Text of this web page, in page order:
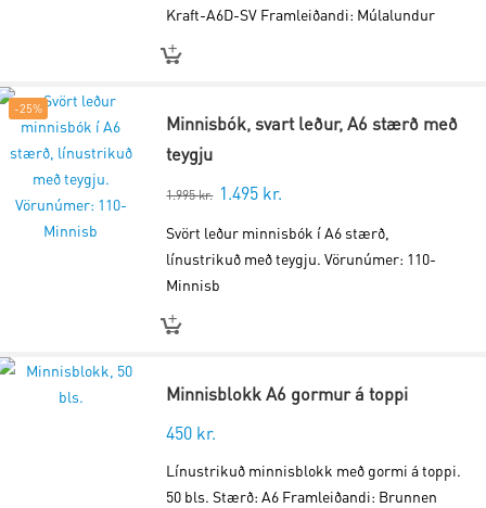
Kraft-A6D-SV Framleiðandi: Múlalundur
-25%
Minnisbók, svart leður, A6 stærð með
teygju
1.995kr. Original
was:
1.995 kr..
1.495 kr.
is:
1.495 kr..
Svört leður minnisbók í A6 stærð,
línustrikuð með teygju. Vörunúmer: 110-
Minnisb
Minnisblokk A6 gormur á toppi
450 kr.
Línustrikuð minnisblokk með gormi á toppi.
50 bls. Stærð: A6 Framleiðandi: Brunnen